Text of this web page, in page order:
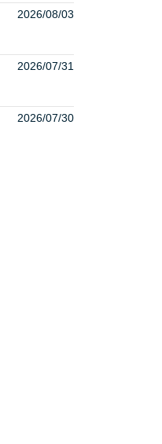
2026/08/03
2026/07/31
2026/07/30